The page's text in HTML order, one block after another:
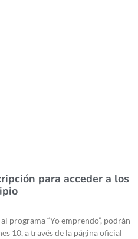
para acceder a los
programa “Yo emprendo”, podrán
10, a través de la página oficial